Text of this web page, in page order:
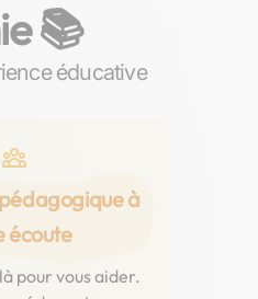
📚
éducative
à
écoute
pour vous aider.